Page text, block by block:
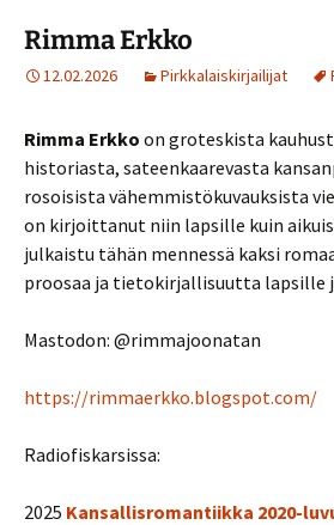
Rimma Erkko
12.02.2026 Pirkkalaiskirjailijat
Rimma Erkko on groteskista
historiasta, sateenkaarevasta
rosoisista vähemmistökuvauksista
on kirjoittanut niin lapsille kuin
julkaistu tähän mennessä kaksi
proosaa ja tietokirjallisuutta lapsille
Mastodon: @rimmajoonatan
https://rimmaerkko.blogspot.com/
Radiofiskarsissa:
2025 Kansallisromantiikka 2020-